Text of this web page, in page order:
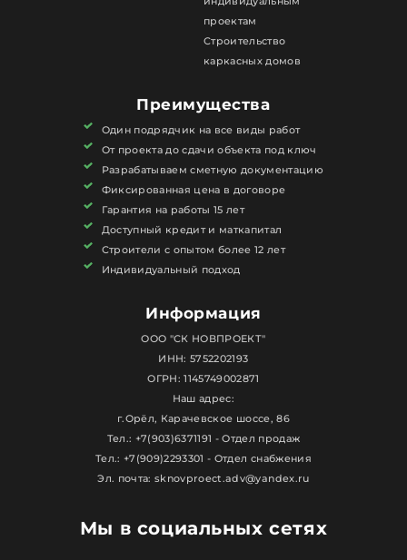
Мы в социальных сетях
проектам
Строительство
каркасных домов
Преимущества
Один подрядчик на все виды работ
От проекта до сдачи объекта под ключ
Разрабатываем сметную документацию
Фиксированная цена в договоре
Гарантия на работы 15 лет
Доступный кредит и маткапитал
Строители с опытом более 12 лет
Индивидуальный подход
Информация
ООО "СК НОВПРОЕКТ"
ИНН: 5752202193
ОГРН: 1145749002871
Наш адрес:
г.Орёл, Карачевское шоссе, 86
Тел.: +7(903)6371191 - Отдел продаж
Тел.: +7(909)2293301 - Отдел снабжения
Эл. почта: sknovproect.adv@yandex.ru